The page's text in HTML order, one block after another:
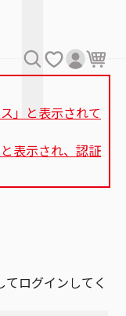
」と表示されて
表示され、認証
ログインしてく